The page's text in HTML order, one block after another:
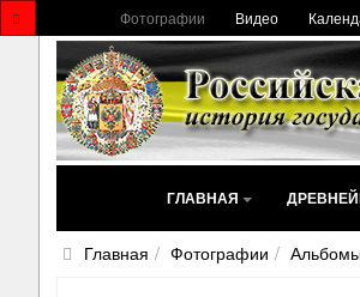
Фотографии Видео
ГЛАВНАЯ
Главная Фотографии